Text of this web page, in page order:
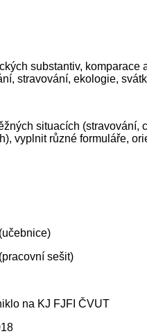
substantiv, komparace
stravování, ekologie,
situacích
vyplnit různé formuláře,
sešit)
na KJ FJFI ČVUT